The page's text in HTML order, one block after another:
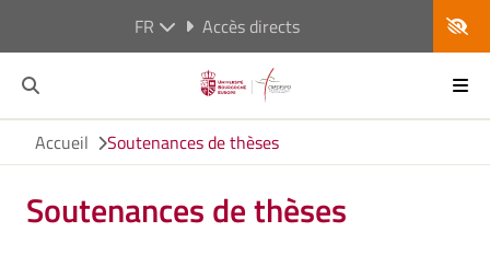
FR Accès directs
Accueil Soutenances de thèses
Soutenances de thèses